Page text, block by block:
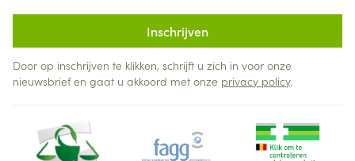
Inschrijven
Door op inschrijven te klikken, schrijft u zich in voor onze
nieuwsbrief en gaat u akkoord met onze privacy policy.